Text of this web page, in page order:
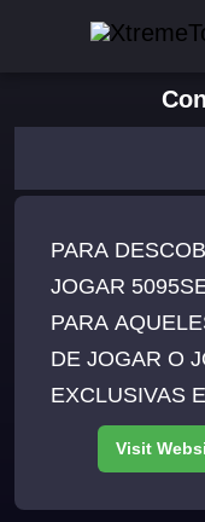
PARA
JOGAR
PARA
DE JOGAR O
EXCLUSIVAS
CONFERIR